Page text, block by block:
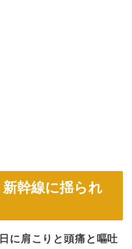
幹線に揺られ
に肩こりと頭痛と嘔吐